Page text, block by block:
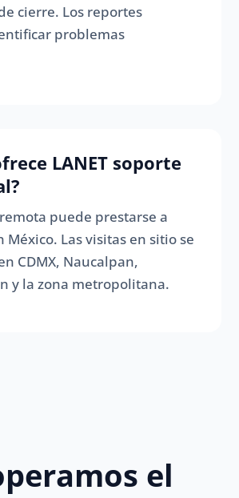
cierre. Los reportes
problemas
LANET soporte
puede prestarse a
México. Las visitas en sitio se
CDMX, Naucalpan,
y la zona metropolitana.
el